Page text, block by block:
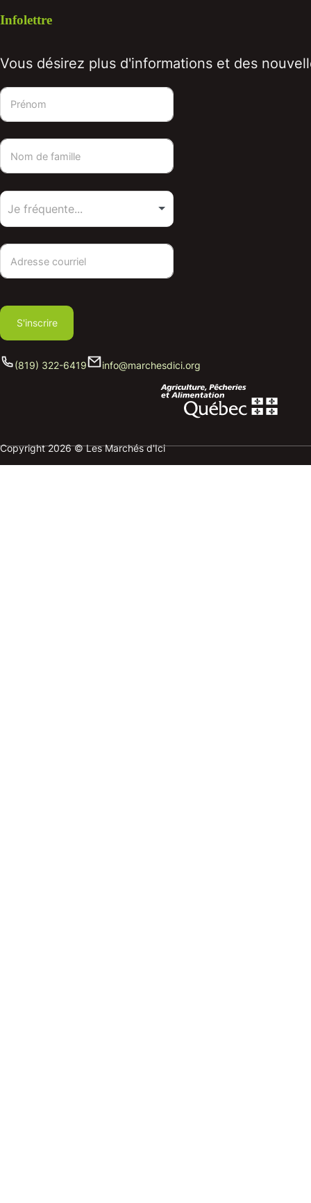
Infolettre
Vous désirez plus d'informations et des
S'inscrire
(819) 322-6419 info@marchesdici.org
Copyright 2026 © Les Marchés d'Ici